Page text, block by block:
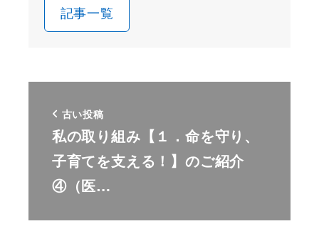
記事一覧
古い投稿
私の取り組み【１．命を守り、
子育てを支える！】のご紹介
④（医…